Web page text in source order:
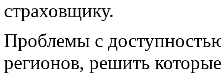
страховщику.
Проблемы с
регионов, решить